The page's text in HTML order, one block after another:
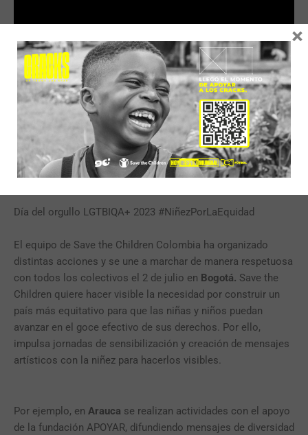
Día del orgullo LGTBIQA+ 2023 #NiñezPorLaEquidad
El equipo de Save the Children Colombia ha organizado
distintas acciones y se une a marchar de manera respetuosa
con todos los colectivos el 2 de julio en Bogotá. Save the
Children quiere hacer visible la necesidad por construir un
país más equitativo para que las niñas y niños puedan
avanzar en el goce efectivo de sus derechos. Por ello,
impulsa jornadas de sensibilización y creación de mensajes
artísticos con la niñez para hacerlos visibles.
Por ejemplo, en Arauca se realizan actividades con el apoyo
de la fundación APOYAR, difundiendo mensajes de diversidad
×